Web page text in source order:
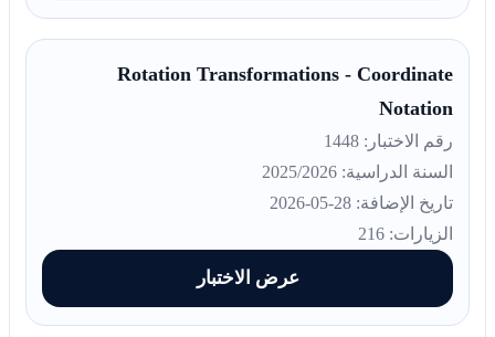
Rotation Transformations - Coordinate
Notation
رقم الاختبار: 1448
السنة الدراسية: 2025/2026
تاريخ الإضافة: 28-05-2026
الزيارات: 216
عرض الاختبار